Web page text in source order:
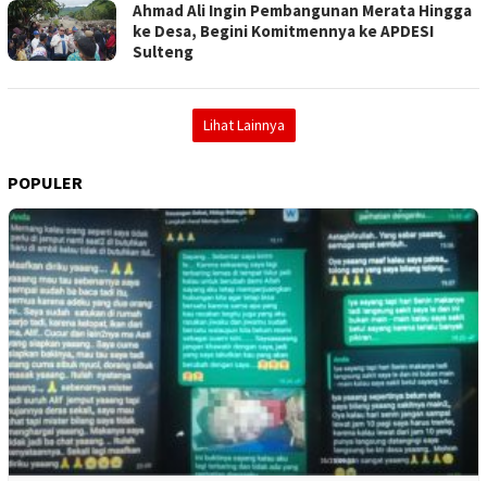
Ahmad Ali Ingin Pembangunan Merata Hingga
ke Desa, Begini Komitmennya ke APDESI
Sulteng
Lihat Lainnya
POPULER